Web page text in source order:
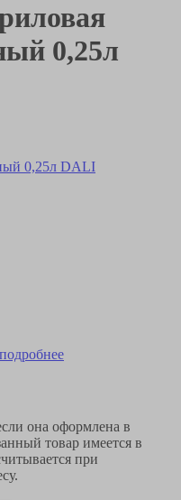
0,25л
она оформлена в
товар имеется в
при